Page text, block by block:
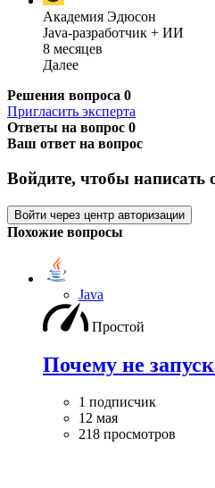
Академия Эдюсон
Java-разработчик + ИИ
8 месяцев
Далее
Решения вопроса 0
Пригласить эксперта
Ответы на вопрос 0
Ваш ответ на вопрос
Войдите, чтобы написать
Войти через центр авторизации
Похожие вопросы
Java
Простой
Почему не
1 подписчик
12 мая
218 просмотров